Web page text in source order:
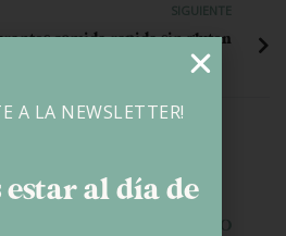
SIGUIENTE
comida rapida sin gluten
29, 2026
A LA NEWSLETTER!
estar al día de